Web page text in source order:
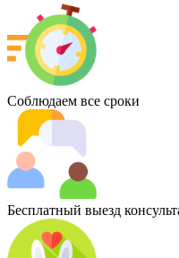
Соблюдаем все сроки
Бесплатный выезд